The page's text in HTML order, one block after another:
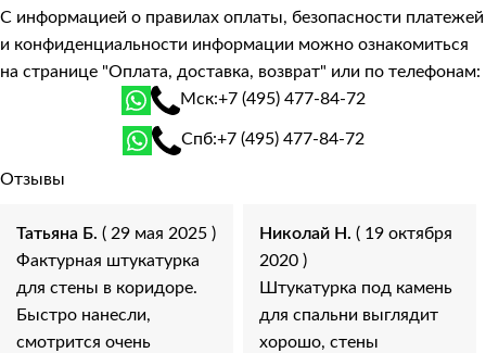
С информацией о правилах оплаты, безопасности платежей
и конфиденциальности информации можно ознакомиться
на странице "Оплата, доставка, возврат" или по телефонам:
Мск:+7 (495) 477-84-72
Спб:+7 (495) 477-84-72
Отзывы
Татьяна Б. ( 29 мая 2025 )
Фактурная штукатурка
для стены в коридоре.
Быстро нанесли,
смотрится очень
Николай Н. ( 19 октября
2020 )
Штукатурка под камень
для спальни выглядит
хорошо, стены